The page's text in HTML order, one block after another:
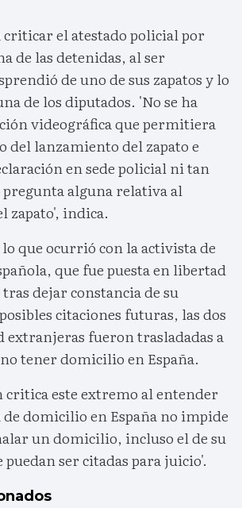
criticar el atestado policial por
de las detenidas, al ser
de uno de sus zapatos y lo
de los diputados. 'No se ha
videográfica que permitiera
del lanzamiento del zapato e
en sede policial ni tan
alguna relativa al
zapato', indica.
que ocurrió con la activista de
que fue puesta en libertad
dejar constancia de su
citaciones futuras, las dos
extranjeras fueron trasladadas a
tener domicilio en España.
critica este extremo al entender
de domicilio en España no impide
un domicilio, incluso el de su
puedan ser citadas para juicio'.